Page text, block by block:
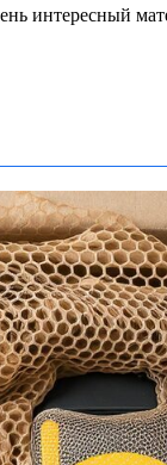
интересный